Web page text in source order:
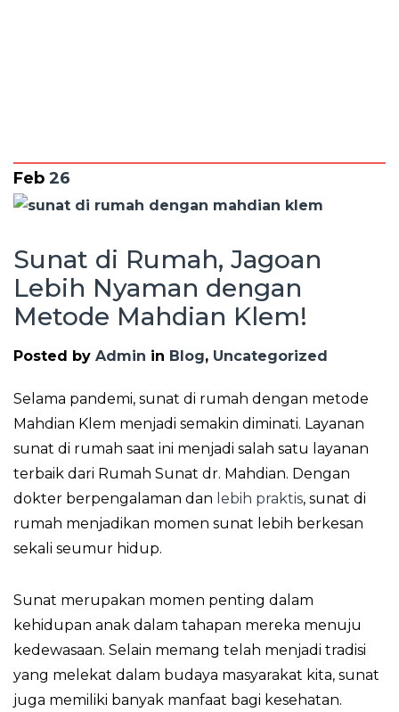
Feb 26
Sunat di Rumah, Jagoan
Lebih Nyaman dengan
Metode Mahdian Klem!
Posted by Admin in Blog, Uncategorized
Selama pandemi, sunat di rumah dengan metode
Mahdian Klem menjadi semakin diminati. Layanan
sunat di rumah saat ini menjadi salah satu layanan
terbaik dari Rumah Sunat dr. Mahdian. Dengan
dokter berpengalaman dan lebih praktis, sunat di
rumah menjadikan momen sunat lebih berkesan
sekali seumur hidup.
Sunat merupakan momen penting dalam
kehidupan anak dalam tahapan mereka menuju
kedewasaan. Selain memang telah menjadi tradisi
yang melekat dalam budaya masyarakat kita, sunat
juga memiliki banyak manfaat bagi kesehatan.